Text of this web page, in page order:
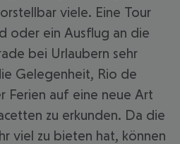
viele. Eine Tour
oder ein Ausflug an die
bei Urlaubern sehr
Gelegenheit, Rio de
Ferien auf eine neue Art
zu erkunden. Da die
viel zu bieten hat, können